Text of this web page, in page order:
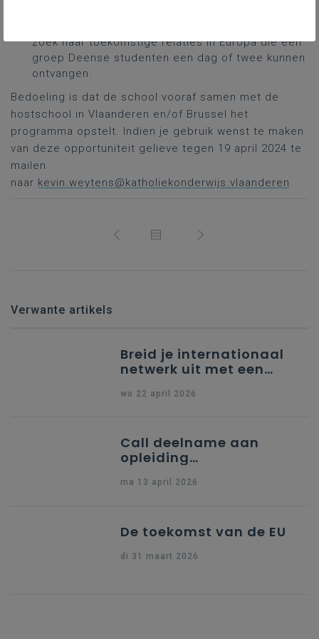
zoek naar toekomstige relaties in Europa die een
groep Deense studenten een dag of twee kunnen
ontvangen.
Bedoeling is dat de school vooraf samen met de
hostschool in Vlaanderen en/of Brussel het
programma opstelt. Indien je gebruik wenst te maken
van deze opportuniteit gelieve tegen 19 april 2024 te
mailen
naar kevin.weytens@katholiekonderwijs.vlaanderen.
Verwante artikels
Breid je internationaal
netwerk uit met een
wo 22 april 2026
Call deelname aan
opleiding
indiening Erasmus+ KA1
ma 13 april 2026
De toekomst van de EU
di 31 maart 2026